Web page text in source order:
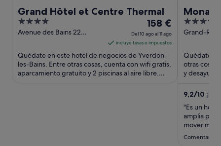
Grand Hôtel et Centre Thermal
4
out
5
Avenue des Bains 22
El
precio
es
de
158 €
por
158 €
Del 10 ago al 11 ago
incluye tasas e impuestos
Quédate en este hotel de negocios de Yverdon-
les-Bains. Entre otras cosas, cuenta con wifi gratis,
aparcamiento gratuito y 2 piscinas al aire libre.
Mona
4.5
out
5
Grand-Rue
Quédate
otras
y
9,2/10
"Es un
amplia
mover
y fría sin
Comentario